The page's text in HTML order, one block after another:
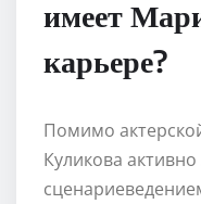
имеет
карьере?
Помимо
Куликова